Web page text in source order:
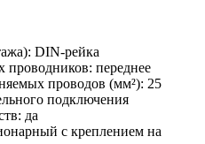
DIN-рейка
проводников: переднее
проводов (мм²): 25
подключения
да
с креплением на